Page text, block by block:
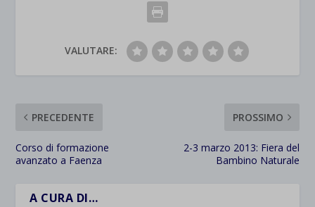
VALUTARE:
PRECEDENTE
Corso di formazione
avanzato a Faenza
PROSSIMO
2-3 marzo 2013: Fiera del
Bambino Naturale
A CURA DI…